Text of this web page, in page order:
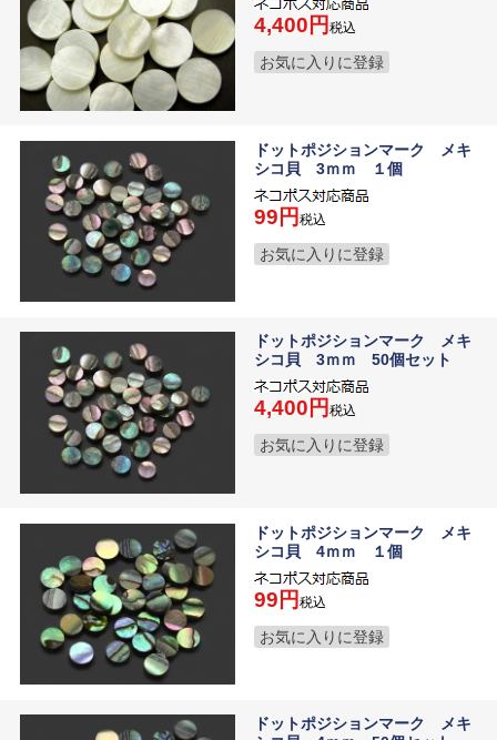
4,400 税込
お気に入りに登録
ドットポジションマーク メキ
シコ貝 3ｍｍ １個
99 税込
お気に入りに登録
ドットポジションマーク メキ
シコ貝 3ｍｍ 50個セット
4,400 税込
お気に入りに登録
ドットポジションマーク メキ
シコ貝 4ｍｍ １個
99 税込
お気に入りに登録
ドットポジションマーク メキ